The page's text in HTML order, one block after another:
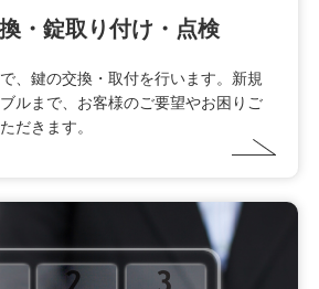
・錠取り付け・点検
、鍵の交換・取付を行います。新規
ルまで、お客様のご要望やお困りご
だきます。